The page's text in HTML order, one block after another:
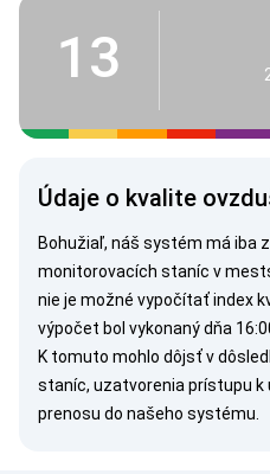
13
Údaje o kvalite
Bohužiaľ, náš systém má iba
monitorovacích staníc v
nie je možné vypočítať index
výpočet bol vykonaný dňa
K tomuto mohlo dôjsť v
staníc, uzatvorenia prístupu k
prenosu do našeho systému.